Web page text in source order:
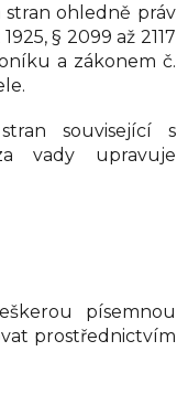
stran ohledně práv
§ 2099 až 2117
a zákonem č.
související s
vady upravuje
písemnou
prostřednictvím